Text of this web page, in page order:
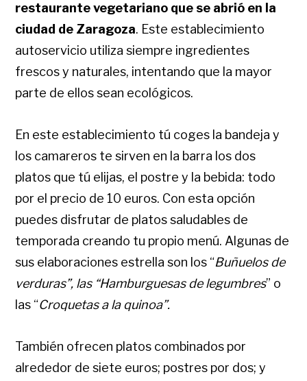
restaurante vegetariano que se abrió en la
ciudad de Zaragoza. Este establecimiento
autoservicio utiliza siempre ingredientes
frescos y naturales, intentando que la mayor
parte de ellos sean ecológicos.
En este establecimiento tú coges la bandeja y
los camareros te sirven en la barra los dos
platos que tú elijas, el postre y la bebida: todo
por el precio de 10 euros. Con esta opción
puedes disfrutar de platos saludables de
temporada creando tu propio menú. Algunas de
sus elaboraciones estrella son los “Buñuelos de
verduras”, las “Hamburguesas de legumbres” o
las “Croquetas a la quinoa”.
También ofrecen platos combinados por
alrededor de siete euros; postres por dos; y